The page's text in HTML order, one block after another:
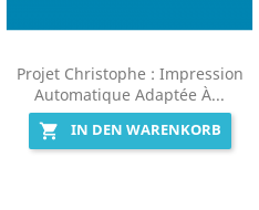
Projet Christophe : Impression
Automatique Adaptée À...

IN DEN WARENKORB